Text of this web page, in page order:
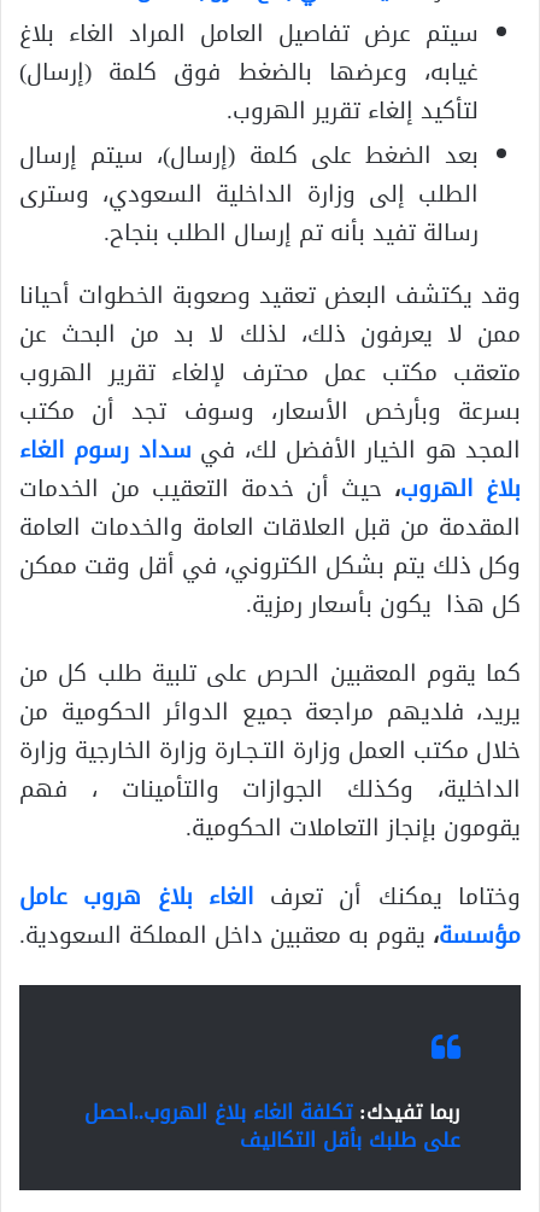
سيتم عرض تفاصيل العامل المراد الغاء بلاغ
غيابه، وعرضها بالضغط فوق كلمة (إرسال)
لتأكيد إلغاء تقرير الهروب.
بعد الضغط على كلمة (إرسال)، سيتم إرسال
الطلب إلى وزارة الداخلية السعودي، وسترى
رسالة تفيد بأنه تم إرسال الطلب بنجاح.
وقد يكتشف البعض تعقيد وصعوبة الخطوات أحيانا
ممن لا يعرفون ذلك، لذلك لا بد من البحث عن
متعقب مكتب عمل محترف لإلغاء تقرير الهروب
بسرعة وبأرخص الأسعار، وسوف تجد أن مكتب
المجد هو الخيار الأفضل لك، في سداد رسوم الغاء
بلاغ الهروب، حيث أن خدمة التعقيب من الخدمات
المقدمة من قبل العلاقات العامة والخدمات العامة
وكل ذلك يتم بشكل الكتروني، في أقل وقت ممكن
كل هذا يكون بأسعار رمزية.
كما يقوم المعقبين الحرص على تلبية طلب كل من
يريد، فلديهم مراجعة جميع الدوائر الحكومية من
خلال مكتب العمل وزارة التـجـارة وزارة الخارجية وزارة
الداخلية، وكذلك الجوازات والتأمينات ، فهم
يقومون بإنجاز التعاملات الحكومية.
وختاما يمكنك أن تعرف الغاء بلاغ هروب عامل
مؤسسة، يقوم به معقبين داخل المملكة السعودية.
ربما تفيدك:تكلفة الغاء بلاغ الهروب..احصل
على طلبك بأقل التكاليف